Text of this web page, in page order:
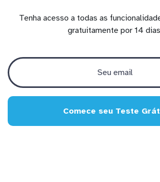
Tenha acesso a todas as
gratuitamente por 14
Comece seu Teste